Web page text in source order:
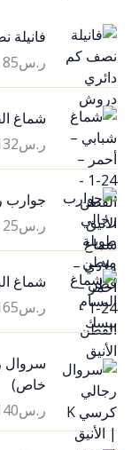
ر.س85
شماغ
ر.س
جوارب
ر.س25
شماغ
ر.س
خاص)
ر.س